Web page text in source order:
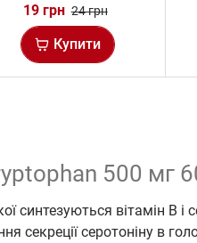
19 грн 24 грн
Купити
500 мг
синтезуються вітамін В
секреції серотоніну в